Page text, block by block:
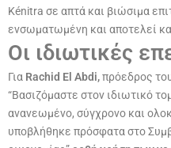
Kénitra σε απτά και βιώσιμα
ενσωματωμένη και αποτελεί
Οι ιδιωτικές
Για Rachid El Abdi,πρόεδρος
“Βασιζόμαστε στον ιδιωτικό
ανανεωμένο, σύγχρονο και
υποβλήθηκε πρόσφατα στο